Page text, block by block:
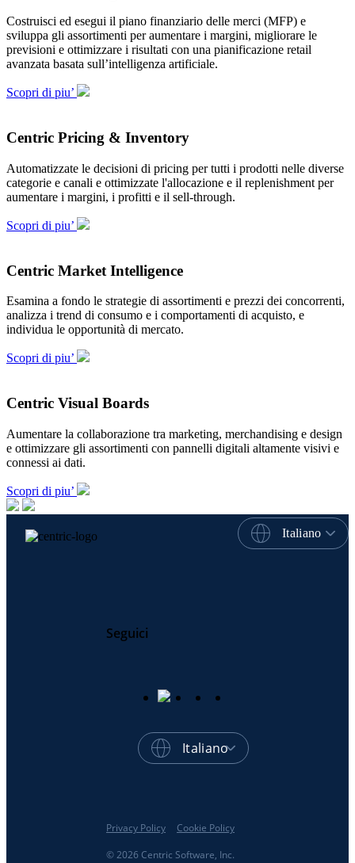
Costruisci ed esegui il piano finanziario delle merci (MFP) e
sviluppa gli assortimenti per aumentare i margini, migliorare le
previsioni e ottimizzare i risultati con una pianificazione retail
avanzata basata sull’intelligenza artificiale.
Scopri di piu’
Centric Pricing & Inventory
Automatizzate le decisioni di pricing per tutti i prodotti nelle diverse
categorie e canali e ottimizzate l'allocazione e il replenishment per
aumentare i margini, i profitti e il sell-through.
Scopri di piu’
Centric Market Intelligence
Esamina a fondo le strategie di assortimenti e prezzi dei concorrenti,
analizza i trend di consumo e i comportamenti di acquisto, e
individua le opportunità di mercato.
Scopri di piu’
Centric Visual Boards
Aumentare la collaborazione tra marketing, merchandising e design
e ottimizzare gli assortimenti con pannelli digitali altamente visivi e
connessi ai dati.
Scopri di piu’
Italiano
Seguici
Italiano
© 2026 Centric Software, Inc.
Privacy Policy Cookie Policy